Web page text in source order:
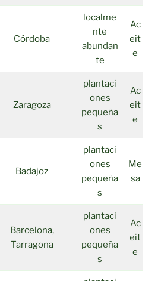
Córdoba
localme
nte
abundan
te
Ac
eit
e
Zaragoza
plantaci
ones
pequeña
s
Ac
eit
e
Badajoz
plantaci
ones
pequeña
s
Me
sa
Barcelona,
Tarragona
plantaci
ones
pequeña
s
Ac
eit
e